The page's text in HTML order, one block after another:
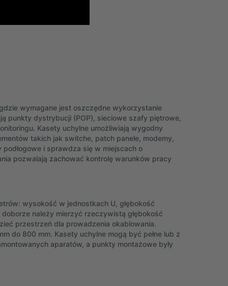
wymagane jest oszczędne wykorzystanie
punkty dystrybucji (POP), sieciowe szafy piętrowe,
Kasety uchylne umożliwiają wygodny
takich jak switche, patch panele, modemy,
i sprawdza się w miejscach o
pozwalają zachować kontrolę warunków pracy
wysokość w jednostkach U, głębokość
należy mierzyć rzeczywistą głębokość
przestrzeń dla prowadzenia okablowania.
do 800 mm. Kasety uchylne mogą być pełne lub z
aparatów, a punkty montażowe były